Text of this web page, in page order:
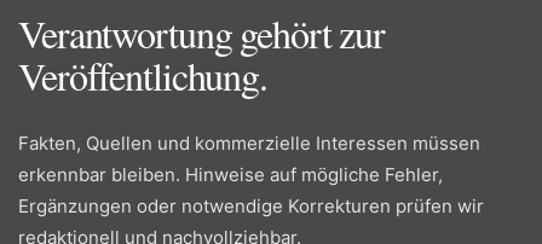
Verantwortung gehört zur
Veröffentlichung.
Fakten, Quellen und kommerzielle Interessen müssen
erkennbar bleiben. Hinweise auf mögliche Fehler,
Ergänzungen oder notwendige Korrekturen prüfen wir
redaktionell und nachvollziehbar.